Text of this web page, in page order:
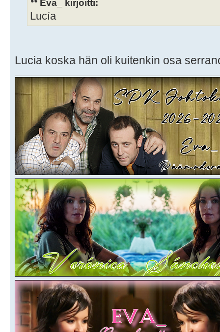
Eva_ kirjoitti:
Lucía
Lucia koska hän oli kuitenkin osa